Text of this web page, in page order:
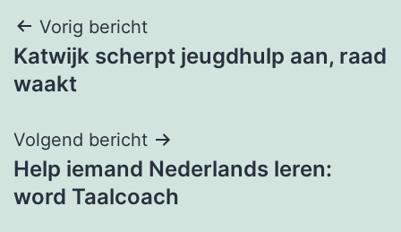
Bericht
navigatie
Vorig bericht
Katwijk scherpt jeugdhulp aan, raad
waakt
Volgend bericht
Help iemand Nederlands leren:
word Taalcoach